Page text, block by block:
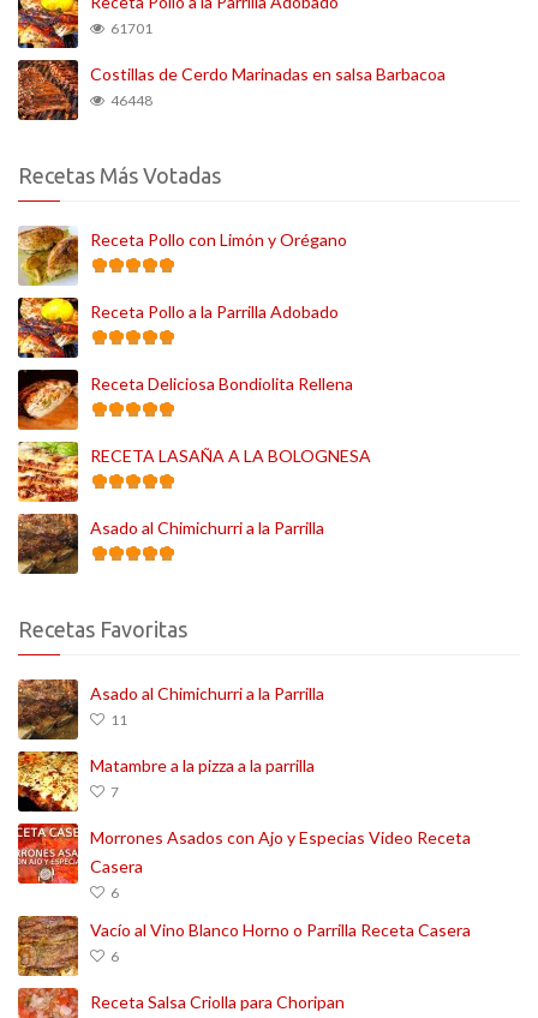
61701
Costillas de Cerdo Marinadas en salsa Barbacoa
46448
Recetas Más Votadas
Receta Pollo con Limón y Orégano
Receta Pollo a la Parrilla Adobado
Receta Deliciosa Bondiolita Rellena
RECETA LASAÑA A LA BOLOGNESA
Asado al Chimichurri a la Parrilla
Recetas Favoritas
Asado al Chimichurri a la Parrilla
11
Matambre a la pizza a la parrilla
7
Morrones Asados con Ajo y Especias Video Receta
Casera
6
Vacío al Vino Blanco Horno o Parrilla Receta Casera
6
Receta Salsa Criolla para Choripan